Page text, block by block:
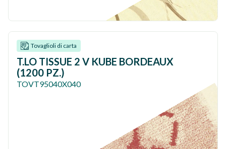
Tovaglioli di carta
T.LO TISSUE 2 V KUBE BORDEAUX
(1200 PZ.)
TOVT95040X040